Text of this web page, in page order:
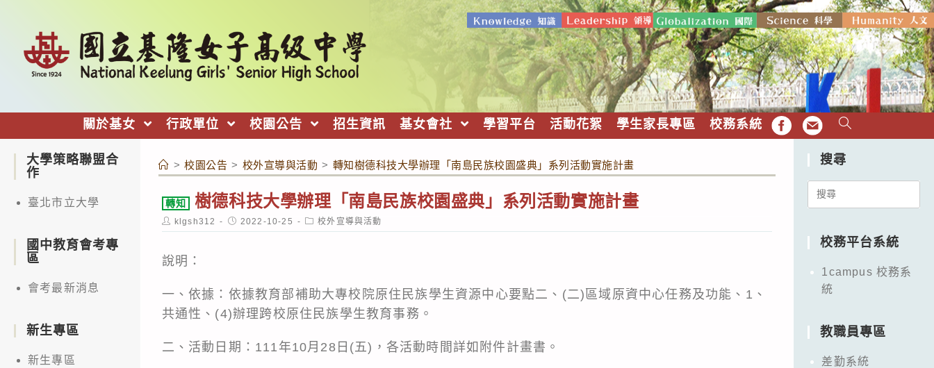
關於基女 行政單位 校園公告 招生資訊 基女會社 學習平台 活動花絮 學生家長專區 校務系統 FB EMAIL
> 校園公告 > 校外宣導與活動 > 轉知樹德科技大學辦理「南島民族校園盛典」系列活動實施計畫
轉知 樹德科技大學辦理「南島民族校園盛典」系列活動實施計畫
Post
author:
klgsh312
Post
published:
2022-10-25
Post
category:
校外宣導與活動
說明：
一、依據：依據教育部補助大專校院原住民族學生資源中心要點二、(二)區域原資中心任務及功能、1、
共通性、(4)辦理跨校原住民族學生教育事務。
二、活動日期：111年10月28日(五)，各活動時間詳如附件計畫書。
大學策略聯盟合
作
臺北市立大學
國中教育會考專
區
會考最新消息
新生專區
新生專區
搜尋
Search
校務平台系統
1campus 校務系
統
教職員專區
差勤系統